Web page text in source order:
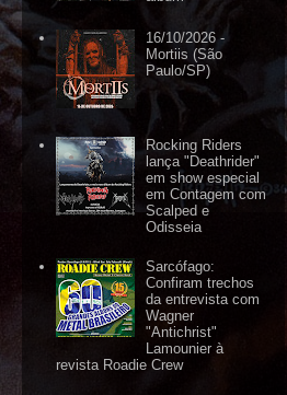
16/10/2026 -
Mortiis (São
Paulo/SP)
Rocking Riders
lança "Deathrider"
em show especial
em Contagem com
Scalped e
Odisseia
Sarcófago:
Confiram trechos
da entrevista com
Wagner
"Antichrist"
Lamounier à
revista Roadie Crew